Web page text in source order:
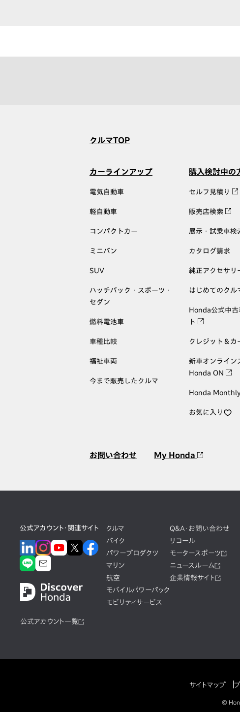
クルマTOP
カーラインアップ
電気自動車
軽自動車
コンパクトカー
ミニバン
SUV
ハッチバック・スポーツ・
セダン
燃料電池車
車種比較
福祉車両
今まで販売したクルマ
購入検討中の
セルフ見積り
販売店検索
展示・試乗車検
カタログ請求
純正アクセサリ
はじめてのクル
Honda公式中古
ト
クレジット＆カ
新車オンライン
Honda ON
Honda
お気に入り
お問い合わせ My Honda
公式アカウント・関連サイト
公式アカウント一覧
クルマ
バイク
パワープロダクツ
マリン
航空
モバイルパワーパック
モビリティサービス
Q&A・お問い合わせ
リコール
モータースポーツ
ニュースルーム
企業情報サイト
サイトマップ
©